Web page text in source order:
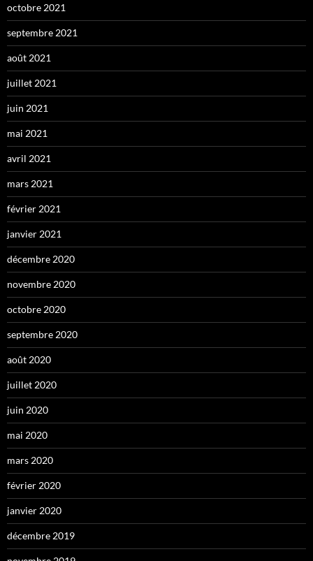
octobre 2021
septembre 2021
août 2021
juillet 2021
juin 2021
mai 2021
avril 2021
mars 2021
février 2021
janvier 2021
décembre 2020
novembre 2020
octobre 2020
septembre 2020
août 2020
juillet 2020
juin 2020
mai 2020
mars 2020
février 2020
janvier 2020
décembre 2019